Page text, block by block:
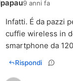
papau9 anni fa
Infatti. É da pazzi
cuffie wireless in
smartphone da
Rispondi